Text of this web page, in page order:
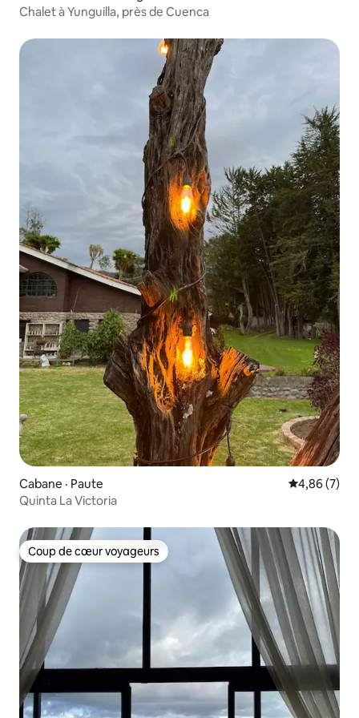
Chalet à Yunguilla, près de Cuenca
Cabane · Paute Note
4,86 (7)
Quinta La Victoria
Coup de cœur voyageurs
Coup de cœur voyageurs